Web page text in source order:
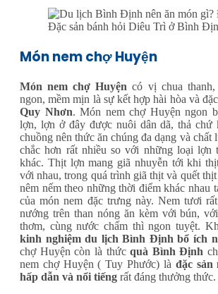
Đặc sản bánh hỏi Diêu Trì ở Bình
Món nem chợ Huyện
Món nem chợ Huyện có vị chua
ngon, mềm mịn là sự kết hợp hài hòa và
Quy Nhơn. Món nem chợ Huyện ngon
lợn, lợn ở đây được nuôi dân dã, thả chứ
chuồng nên thức ăn chúng đa dạng và chất
chắc hơn rất nhiều so với những loại lợn
khác. Thịt lợn mang giã nhuyễn tới khi
với nhau, trong quá trình giã thịt và quết
nêm nếm theo những thời điểm khác nhau
của món nem đặc trưng này. Nem tươi
nướng trên than nóng ăn kèm với bún,
thơm, cùng nước chấm thì ngon tuyệt.
kinh nghiệm du lịch Bình Định bổ ích
chợ Huyện còn là thứcquà Bình Định
nem chợ Huyện ( Tuy Phước) là đặc
hấp dẫn và nổi tiếng rất đáng thưởng thức.